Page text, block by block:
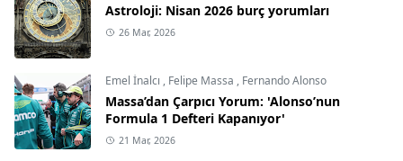
Astroloji: Nisan 2026 burç yorumları
26 Mar, 2026
Emel İnalcı , Felipe Massa , Fernando Alonso
Massa’dan Çarpıcı Yorum: 'Alonso’nun
Formula 1 Defteri Kapanıyor'
21 Mar, 2026